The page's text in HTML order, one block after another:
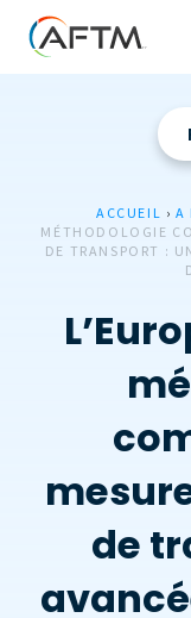
ACCUEIL › A
MÉTHODOLOGIE
DE TRANSPORT :
de